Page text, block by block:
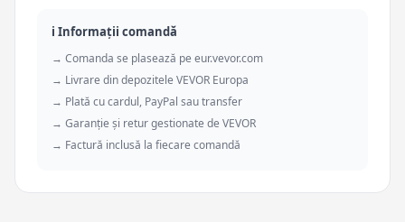
ℹ️ Informații comandă
→ Comanda se plasează pe eur.vevor.com
→ Livrare din depozitele VEVOR Europa
→ Plată cu cardul, PayPal sau transfer
→ Garanție și retur gestionate de VEVOR
→ Factură inclusă la fiecare comandă